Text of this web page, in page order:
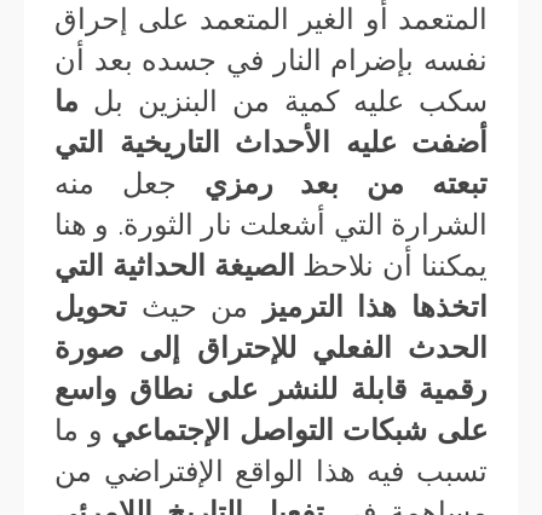
المتعمد أو الغير المتعمد على إحراق
نفسه بإضرام النار في جسده بعد أن
سكب عليه كمية من البنزين بل ما
أضفت عليه الأحداث التاريخية التي
تبعته من بعد رمزي جعل منه
الشرارة التي أشعلت نار الثورة. و هنا
يمكننا أن نلاحظ الصيغة الحداثية التي
اتخذها هذا الترميز
من حيث تحويل
الحدث الفعلي للإحتراق إلى صورة
رقمية قابلة للنشر على نطاق واسع
على شبكات التواصل الإجتماعي و ما
تسبب فيه هذا الواقع الإفتراضي من